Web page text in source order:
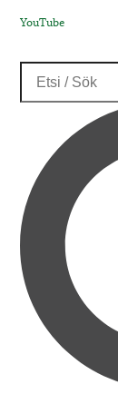
YouTube